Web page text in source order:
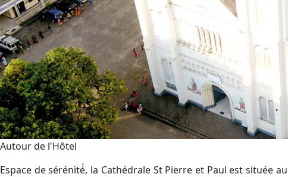
Autour de l'Hôtel
Espace de sérénité́, la Cathédrale St Pierre et Paul est située